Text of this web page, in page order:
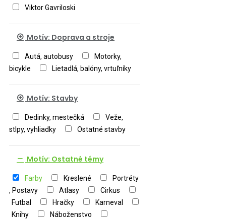
Viktor Gavriloski
Motív: Doprava a stroje
Autá, autobusy
Motorky,
bicykle
Lietadlá, balóny, vrtuľníky
Motív: Stavby
Dedinky, mestečká
Veže,
stlpy, vyhliadky
Ostatné stavby
Motív: Ostatné témy
Farby Kreslené
Portréty
, Postavy
Atlasy
Cirkus
Futbal
Hračky
Karneval
Knihy
Náboženstvo